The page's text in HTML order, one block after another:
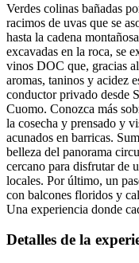
Verdes colinas bañadas
racimos de uvas que se
hasta la cadena
excavadas en la roca, se
vinos DOC que, gracias
aromas, taninos y acidez
conductor privado desde
Cuomo. Conozca más
la cosecha y prensado y
acunados en barricas.
belleza del panorama
cercano para disfrutar de
locales. Por último, un
con balcones floridos y
Una experiencia donde
Detalles de la